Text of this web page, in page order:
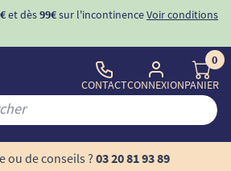
et dès99€sur l'incontinenceVoir conditions
CONTACTCONNEXION
0
PANIER
ou de conseils ? 03 20 81 93 89